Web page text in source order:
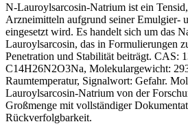
N-Lauroylsarcosin-Natrium ist ein
Arzneimitteln aufgrund seiner Emulgier-
eingesetzt wird. Es handelt sich um das
Lauroylsarcosin, das in Formulierungen
Penetration und Stabilität beiträgt. CAS:
C14H26N2O3Na, Molekulargewicht:
Raumtemperatur, Signalwort: Gefahr.
Lauroylsarcosin-Natrium von der
Großmenge mit vollständiger
Rückverfolgbarkeit.